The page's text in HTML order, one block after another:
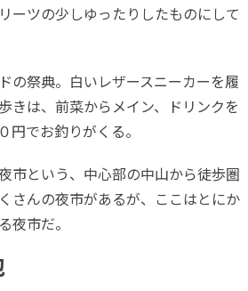
ーツの少しゆったりしたものにして
の祭典。白いレザースニーカーを履
きは、前菜からメイン、ドリンクを
円でお釣りがくる。
市という、中心部の中山から徒歩圏
さんの夜市があるが、ここはとにか
夜市だ。